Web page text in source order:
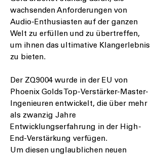
wachsenden Anforderungen von
Audio-Enthusiasten auf der ganzen
Welt zu erfüllen und zu übertreffen,
um ihnen das ultimative Klangerlebnis
zu bieten.
Der ZQ9004 wurde in der EU von
Phoenix Golds Top-Verstärker-Master-
Ingenieuren entwickelt, die über mehr
als zwanzig Jahre
Entwicklungserfahrung in der High-
End-Verstärkung verfügen.
Um diesen unglaublichen neuen